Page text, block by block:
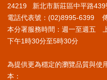
24219 新北市新莊區中平路439
電話代表號：(02)8995-6399
本分署服務時間：週一至週五
下午1時30分至5時30分
為提供更為穩定的瀏覽品質與使
本：